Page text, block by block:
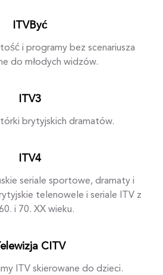
ITVByć
i programy bez scenariusza
do młodych widzów.
ITV3
brytyjskich dramatów.
ITV4
seriale sportowe, dramaty i
telenowele i seriale ITV z
i 70. XX wieku.
CITV
ITV skierowane do dzieci.